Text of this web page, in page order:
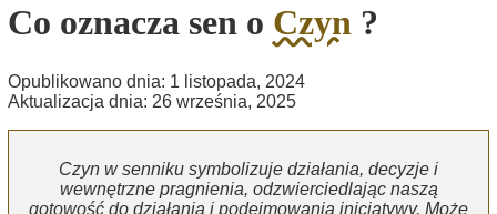
Co oznacza sen o Czyn ?
Opublikowano dnia: 1 listopada, 2024
Aktualizacja dnia: 26 września, 2025
Czyn w senniku symbolizuje działania, decyzje i
wewnętrzne pragnienia, odzwierciedlając naszą
gotowość do działania i podejmowania inicjatywy. Może